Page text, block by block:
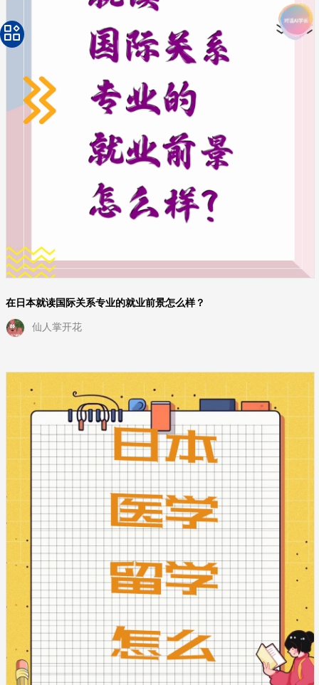
在日本就读国际关系专业的就业前景怎么样？
仙人掌开花